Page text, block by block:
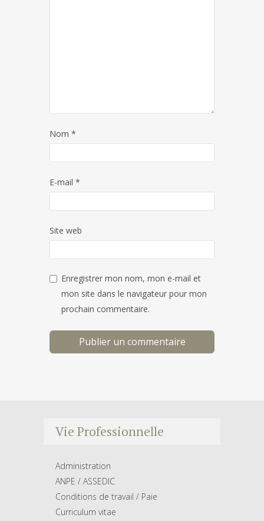
Nom *
E-mail *
Site web
Enregistrer mon nom, mon e-mail et
mon site dans le navigateur pour mon
prochain commentaire.
Vie Professionnelle
Administration
ANPE / ASSEDIC
Conditions de travail / Paie
Curriculum vitae